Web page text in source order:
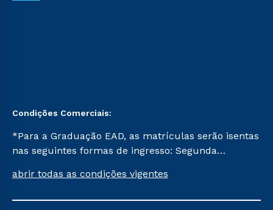
Condições Comerciais:
*Para a Graduação EAD, as matrículas serão isentas
nas seguintes formas de ingresso: Segunda
Já para as demais, a taxa de matrícula será de R$
abrir todas as condições vigentes